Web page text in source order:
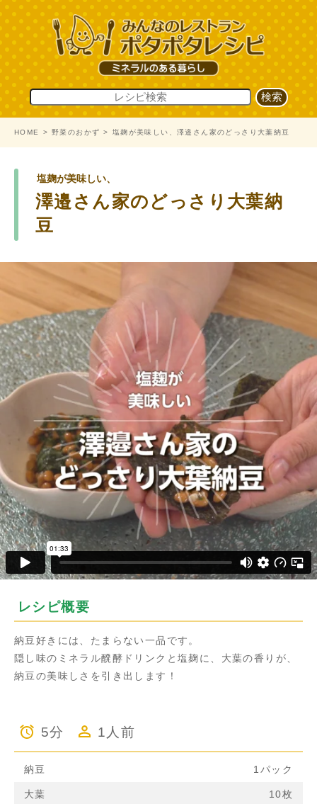
HOME 野菜のおかず 塩麹が美味しい、澤邉さん家のどっさり大葉納豆
塩麹が美味しい、
澤邉さん家のどっさり大葉納
豆
レシピ概要
納豆好きには、たまらない一品です。
隠し味のミネラル醗酵ドリンクと塩麹に、大葉の香りが、
納豆の美味しさを引き出します！
5分 1人前
納豆 1パック
大葉 10枚